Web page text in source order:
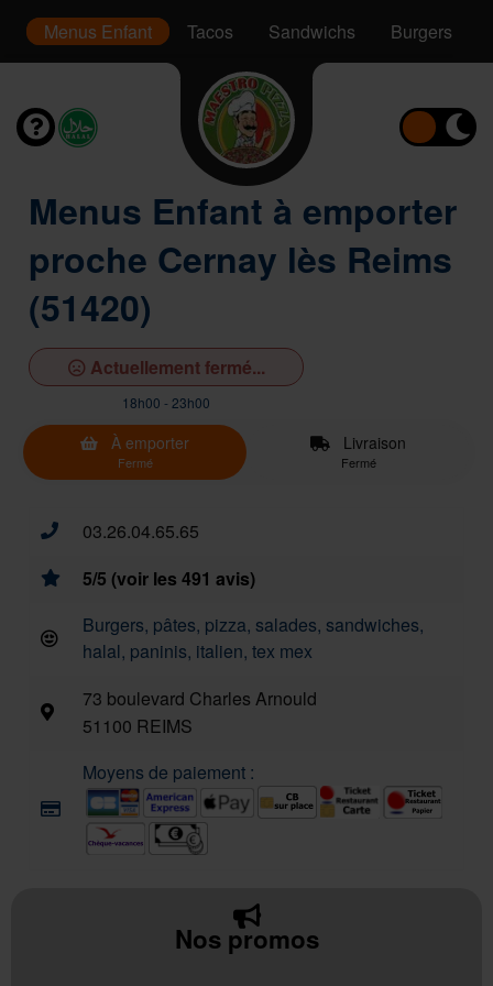
Menus Enfant Tacos Sandwichs Burgers
Menus Enfant à emporter
proche Cernay lès Reims
(51420)
Actuellement fermé...
18h00 - 23h00
À emporter
Fermé
Livraison
Fermé
03.26.04.65.65
5/5 (voir les 491 avis)
Burgers, pâtes, pizza, salades, sandwiches,
halal, paninis, italien, tex mex
73 boulevard Charles Arnould
51100 REIMS
Moyens de paiement :
Nos promos